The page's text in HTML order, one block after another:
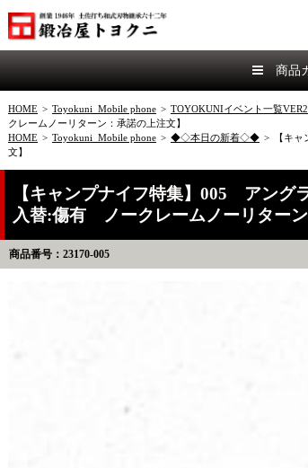
商品
HOME > Toyokuni_Mobile phone > TOYOKUNIイベント一覧VER2
クレームノーリターン：承諾の上注文】
HOME > Toyokuni_Mobile phone > ◆◇本日の新着◇◆ >
【キ
文】
【キャンプナイフ特集】005 アング
入替:傷有 ノークレームノーリターン
商品番号：23170-005